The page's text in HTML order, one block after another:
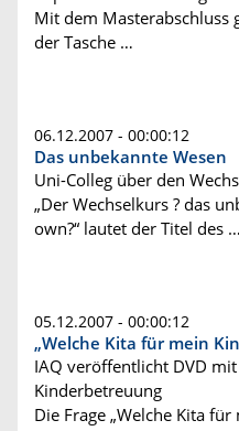
Mit dem Masterabschluss
der Tasche …
06.12.2007 - 00:00:12
Das unbekannte Wesen
Uni-Colleg über den
„Der Wechselkurs ? das
own?“ lautet der Titel des …
05.12.2007 - 00:00:12
„Welche Kita für mein
IAQ veröffentlicht DVD
Kinderbetreuung
Die Frage „Welche Kita